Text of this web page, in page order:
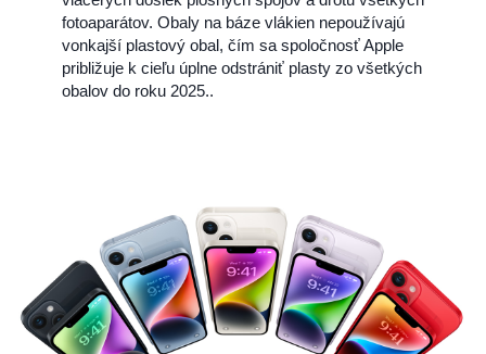
fotoaparátov. Obaly na báze vlákien nepoužívajú
vonkajší plastový obal, čím sa spoločnosť Apple
približuje k cieľu úplne odstrániť plasty zo všetkých
obalov do roku 2025..